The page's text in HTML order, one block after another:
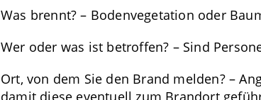
Was brennt? – Bodenvegetation oder
Wer oder was ist betroffen? – Sind
Ort, von dem Sie den Brand melden? –